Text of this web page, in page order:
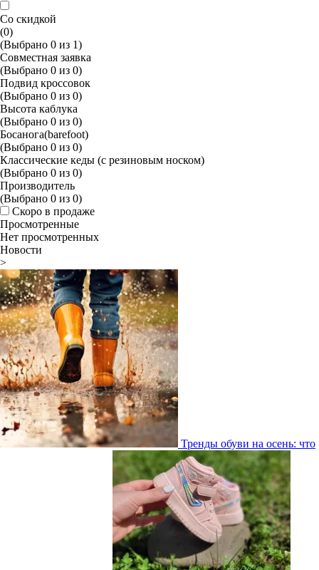
Со скидкой
(0)
(Выбрано 0 из 1)
Совместная заявка
(Выбрано 0 из 0)
Подвид кроссовок
(Выбрано 0 из 0)
Высота каблука
(Выбрано 0 из 0)
Босанога(barefoot)
(Выбрано 0 из 0)
Классические кеды (с резиновым носком)
(Выбрано 0 из 0)
Производитель
(Выбрано 0 из 0)
Скоро в продаже
Просмотренные
Нет просмотренных
Новости
>
Тренды обуви на осень: что